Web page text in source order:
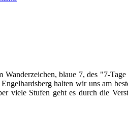
blaue 7, des "7-
halten wir uns am
viele Stufen geht es durch die